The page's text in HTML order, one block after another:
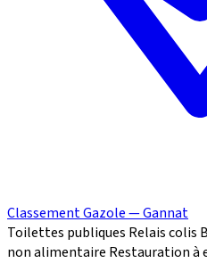
Classement Gazole — Gannat
Toilettes publiques Relais colis
non alimentaire Restauration à